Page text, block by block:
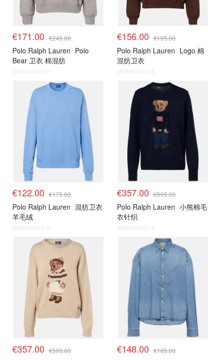
€171.00 €245.00
Polo Ralph Lauren Polo
Bear 卫衣 棉混纺
@dealmoon.fr
€156.00 €195.00
Polo Ralph Lauren Logo 棉
混纺卫衣
@dealmoon.fr
€122.00 €175.00
Polo Ralph Lauren 混纺卫衣
羊毛绒
@dealmoon.fr
€357.00 €595.00
Polo Ralph Lauren 小熊棉毛
衣针织
@dealmoon.fr
€357.00 €595.00 €148.00 €185.00